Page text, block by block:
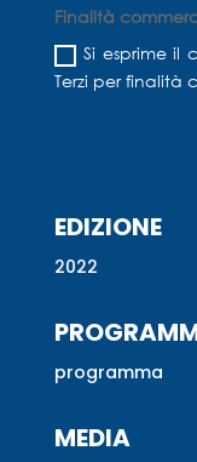
Finalità
Si esprime il
Terzi per finalità
EDIZIONE
2022
programma
MEDIA